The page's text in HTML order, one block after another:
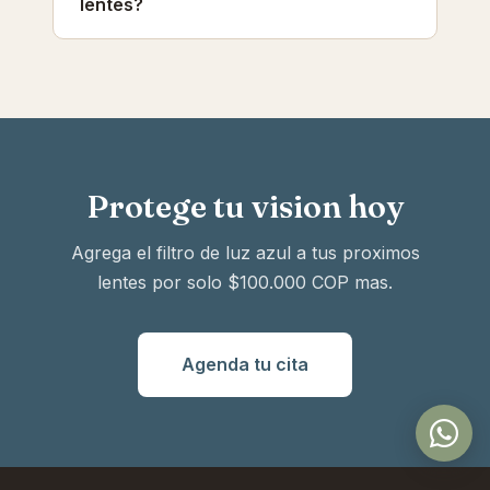
lentes?
Protege tu vision hoy
Agrega el filtro de luz azul a tus proximos
lentes por solo $100.000 COP mas.
Agenda tu cita